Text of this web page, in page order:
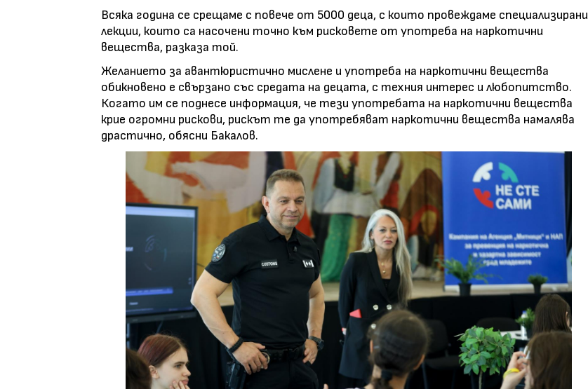
Всяка година се срещаме с повече от 5000 деца, с които провеждаме специализирани
лекции, които са насочени точно към рисковете от употреба на наркотични
вещества, разказа той.
Желанието за авантюристично мислене и употреба на наркотични вещества
обикновено е свързано със средата на децата, с техния интерес и любопитство.
Когато им се поднесе информация, че тези употребата на наркотични вещества
крие огромни рискови, рискът те да употребяват наркотични вещества намалява
драстично, обясни Бакалов.